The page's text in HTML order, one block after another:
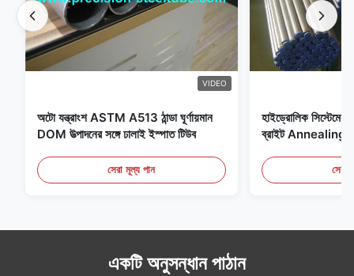
VIDEO
অটো যন্ত্রাংশ ASTM A513 ঠান্ডা ঘূর্ণায়মান
DOM উত্পাদনের সঙ্গে ঢালাই ইস্পাত টিউব
সেরা মূল্য পান
হাইড্রোলিক সিস্টেমের
ব্রাইট Annealing
সেরা
একটি অনুসন্ধান পাঠান